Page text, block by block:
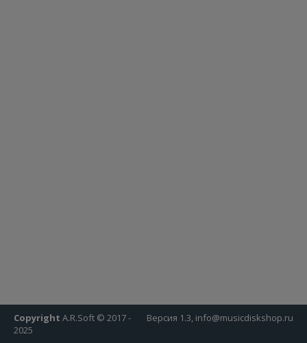
Версия 1.3, info@musicdiskshop.ru
Copyright A.R.Soft © 2017 -
2025